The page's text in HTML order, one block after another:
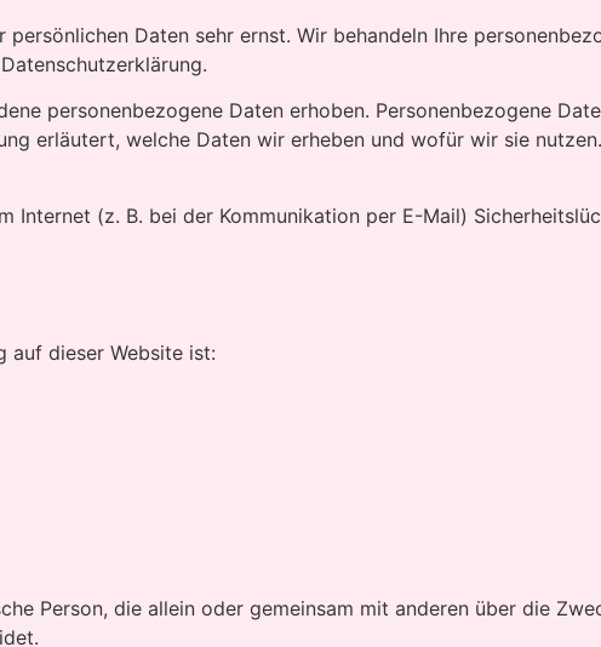
Daten sehr ernst. Wir behandeln Ihre
personenbezogene Daten erhoben. Personenbezogene
erläutert, welche Daten wir erheben und wofür wir sie
Internet (z. B. bei der Kommunikation per E-Mail)
auf dieser Website ist:
Person, die allein oder gemeinsam mit anderen über die